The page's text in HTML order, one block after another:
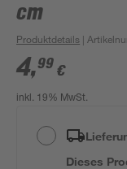
cm
Produktdetails |
4,99 €
inkl. 19% MwSt.
Dieses